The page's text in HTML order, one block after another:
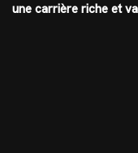
une carrière riche et